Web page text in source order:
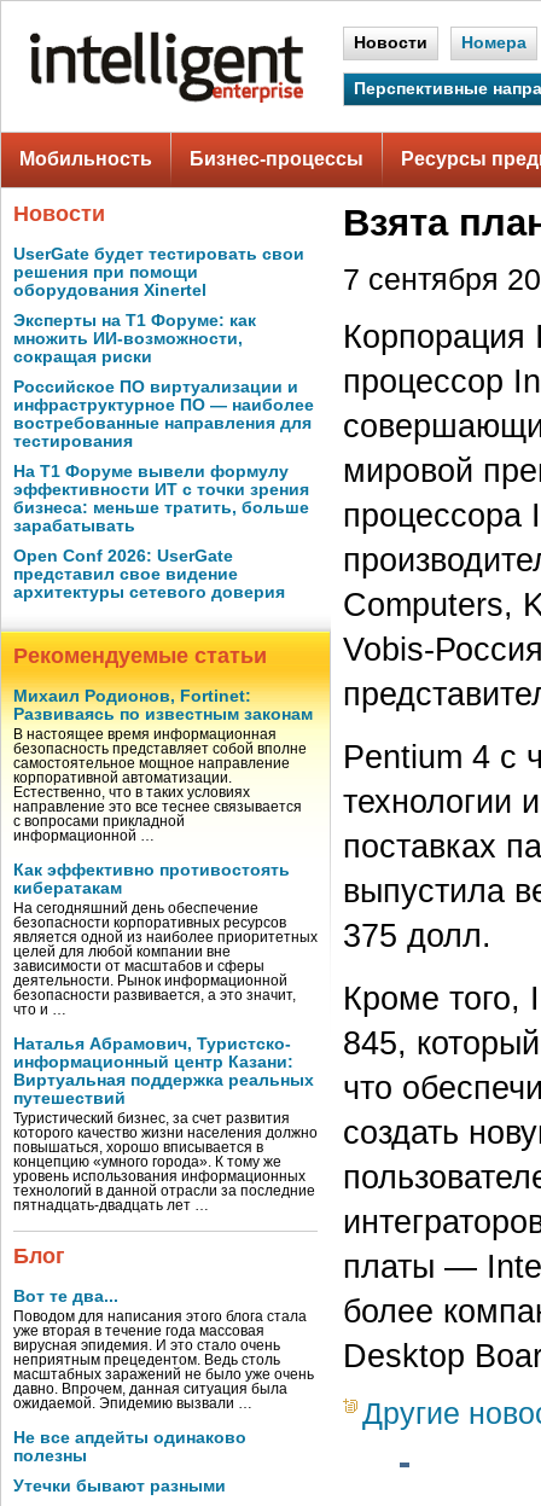
Новости Номера
Перспективные
Мобильность Бизнес-процессы Ресурсы
Новости
UserGate будет тестировать свои
решения при помощи
оборудования Xinertel
Эксперты на Т1 Форуме: как
множить ИИ-возможности,
сокращая риски
Российское ПО виртуализации и
инфраструктурное ПО — наиболее
востребованные направления для
тестирования
На Т1 Форуме вывели формулу
эффективности ИТ с точки зрения
бизнеса: меньше тратить, больше
зарабатывать
Open Conf 2026: UserGate
представил свое видение
архитектуры сетевого доверия
Рекомендуемые статьи
Михаил Родионов, Fortinet:
Развиваясь по известным законам
В настоящее время информационная
безопасность представляет собой вполне
самостоятельное мощное направление
корпоративной автоматизации.
Естественно, что в таких условиях
направление это все теснее связывается
с вопросами прикладной
информационной …
Как эффективно противостоять
кибератакам
На сегодняшний день обеспечение
безопасности корпоративных ресурсов
является одной из наиболее приоритетных
целей для любой компании вне
зависимости от масштабов и сферы
деятельности. Рынок информационной
безопасности развивается, а это значит,
что и …
Наталья Абрамович, Туристско-
информационный центр Казани:
Виртуальная поддержка реальных
путешествий
Туристический бизнес, за счет развития
которого качество жизни населения должно
повышаться, хорошо вписывается в
концепцию «умного города». К тому же
уровень использования информационных
технологий в данной отрасли за последние
пятнадцать-двадцать лет …
Блог
Вот те два...
Поводом для написания этого блога стала
уже вторая в течение года массовая
вирусная эпидемия. И это стало очень
неприятным прецедентом. Ведь столь
масштабных заражений не было уже очень
давно. Впрочем, данная ситуация была
ожидаемой. Эпидемию вызвали …
Не все апдейты одинаково
полезны
Утечки бывают разными
Взята
7 сентября
Корпорация
процессор
мировой
процессора
Computers,
Vobis-
Pentium 4 с
технологии
поставках
выпустила
375 долл.
Кроме того,
845,
что
создать
платы —
более
Desktop
Другие